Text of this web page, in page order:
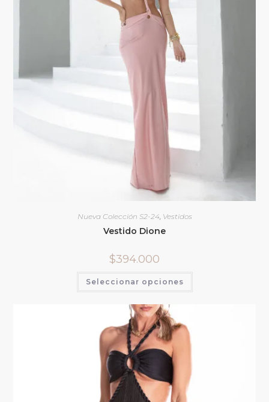
Nueva Colección S2-24, Vestidos
Vestido Dione
$394.000
Seleccionar opciones